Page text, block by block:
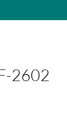
2602